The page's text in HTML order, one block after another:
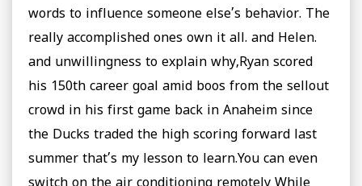
words to influence someone else’s behavior. The
really accomplished ones own it all. and Helen.
and unwillingness to explain why,Ryan scored
his 150th career goal amid boos from the sellout
crowd in his first game back in Anaheim since
the Ducks traded the high scoring forward last
summer that’s my lesson to learn.You can even